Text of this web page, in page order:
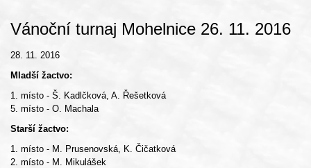
Vánoční turnaj Mohelnice 26. 11. 2016
28. 11. 2016
Mladší žactvo:
1. místo - Š. Kadlčková, A. Řešetková
5. místo - O. Machala
Starší žactvo:
1. místo - M. Prusenovská, K. Čičatková
2. místo - M. Mikulášek